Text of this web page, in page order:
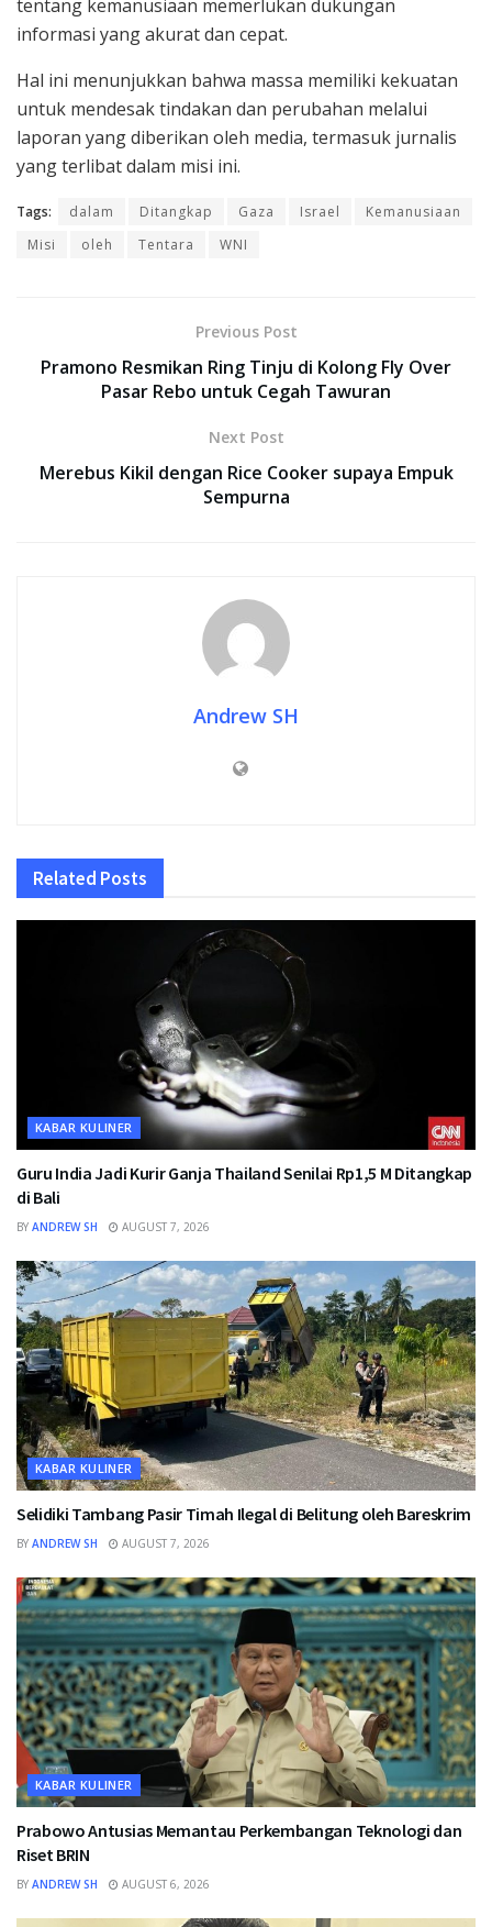
tentang kemanusiaan memerlukan dukungan
informasi yang akurat dan cepat.
Hal ini menunjukkan bahwa massa memiliki kekuatan
untuk mendesak tindakan dan perubahan melalui
laporan yang diberikan oleh media, termasuk jurnalis
yang terlibat dalam misi ini.
Tags: dalam Ditangkap Gaza Israel
Kemanusiaan
Misi
oleh Tentara WNI
Previous Post
Pramono Resmikan Ring Tinju di Kolong Fly Over
Pasar Rebo untuk Cegah Tawuran
Next Post
Merebus Kikil dengan Rice Cooker supaya Empuk
Sempurna
Andrew SH
Related Posts
KABAR KULINER
Guru India Jadi Kurir Ganja Thailand Senilai Rp1,5 M Ditangkap
di Bali
BY ANDREW SH AUGUST 7, 2026
KABAR KULINER
Selidiki Tambang Pasir Timah Ilegal di Belitung oleh Bareskrim
BY ANDREW SH AUGUST 7, 2026
KABAR KULINER
Prabowo Antusias Memantau Perkembangan Teknologi dan
Riset BRIN
BY ANDREW SH AUGUST 6, 2026